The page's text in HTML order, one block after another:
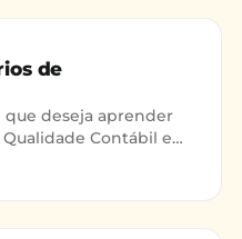
de
que deseja aprender
Contábil e
aplicada à